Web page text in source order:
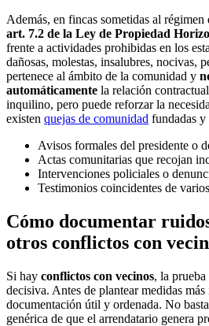
Además, en fincas sometidas al
art. 7.2 de la Ley de Propiedad
frente a actividades prohibidas en los
dañosas, molestas, insalubres, nocivas,
pertenece al ámbito de la comunidad y
automáticamente la relación
inquilino, pero puede reforzar la
existen quejas de comunidad fundadas y
Avisos formales del presidente o
Actas comunitarias que recojan
Intervenciones policiales o
Testimonios coincidentes de
Cómo documentar
otros conflictos con
Si hay conflictos con vecinos, la
decisiva. Antes de plantear medidas
documentación útil y ordenada. No
genérica de que el arrendatario genera